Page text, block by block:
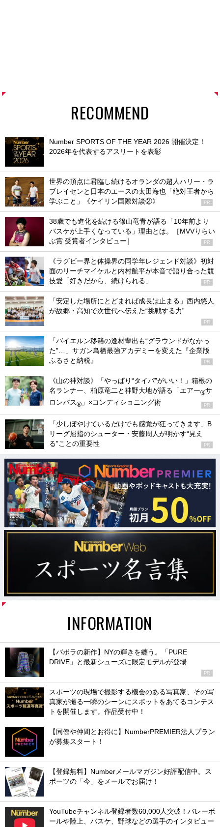
RECOMMEND
Number SPORTS OF THE YEAR 2026 開催決定！
2026年を代表するアスリートを表彰
世界の頂点に君臨し続けるオランダの超人ハリー・ラ
ブレイセンと日本のエースの太田海也「絶対王者から
学ぶこと」《ケイリン国際対談②》
PR
38歳でも進化を続ける篠山竜青が語る「10年前より
バスケが上手くなっている」理由とは。［MVVりらい
ぶ賞 受賞者インタビュー］
PR
《ラグビー界と体操界の同学年レジェンド対談》初対
面のリーチマイケルと内村航平が本音で語り合った競
技愛「好きだから、続けられる」
PR
「安定した場所にとどまれば成長は止まる」西内悠人
が故郷・高知で次世代へ伝えた“挑戦する力”
PR
「バイエルン移籍の逸材輩出も“グラウンドがなかっ
た”…」サガン鳥栖最強アカデミーを変えた『企業版
ふるさと納税』
PR
《山の神対談》「やっぱり“タイパ”がいい！」箱根の
名ランナー、柏原竜二と神野大地が語る「エアー®サ
ロンパス® 」×コンディショニング術 PR
「少しぼやけているだけでも感覚が狂ってきます」B
リーグ屈指のシューター・安藤周人が明かす“見え
る”ことの重要性
PR
INFORMATION
【バボラの新作】NYの輝きを纏う。「PURE
DRIVE」と最新シューズに限定モデルが登場
PR
スポーツの現場で撮影する機会のある写真家、その写
真家が撮る一瞬のシーンにスポットをあてるコンテス
トを開催します。作品受付中！
【同僚や仲間とお得に】NumberPREMIER法人プラン
が募集スタート！
【登録無料】Numberメールマガジン好評配信中。ス
ポーツの「今」をメールでお届け！
YouTubeチャンネル登録者数60,000人突破！バレーボ
ールや陸上、バスケ、野球などの選手のインタビュー